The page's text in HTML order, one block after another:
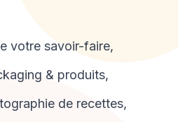
votre savoir-faire,
& produits,
de recettes,